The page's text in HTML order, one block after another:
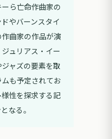
ら亡命作曲家の
やバーンスタイ
曲家の作品が演
ュリアス・イー
ャズの要素を取
も予定されてお
性を探求する記
なる。